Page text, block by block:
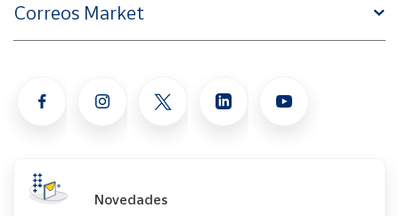
Correos Market
Novedades